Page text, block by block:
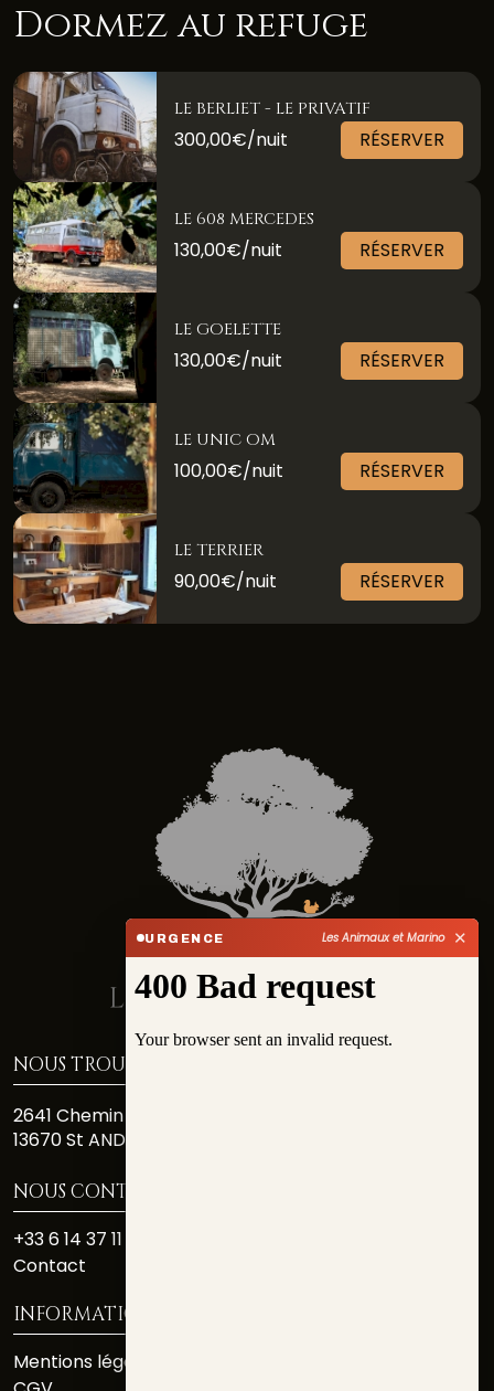
Dormez au refuge
LE BERLIET - LE PRIVATIF
300,00€/nuit RÉSERVER
LE 608 MERCEDES
130,00€/nuit RÉSERVER
LE GOELETTE
130,00€/nuit RÉSERVER
LE UNIC OM
100,00€/nuit RÉSERVER
LE TERRIER
90,00€/nuit RÉSERVER
NOUS TROUVER
2641 Chemin Des Costiéres
13670 St ANDIOL
NOUS CONTACTER
+33 6 14 37 11 81
Contact
INFORMATIONS
Mentions légales
URGENCE Les Animaux et Marino ✕